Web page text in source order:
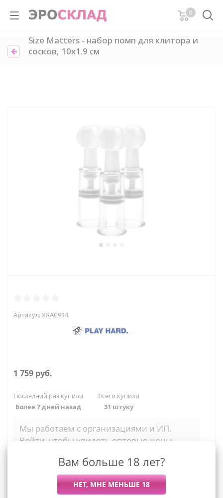
0
Size Matters - набор помп для клитора и
сосков, 10х1.9 см
Артикул:XRAC914
1 759 руб.
Последний раз купили
Более 7 дней назад
Всего купили
31 штуку
Мы работаем с организациями и ИП.
Войти, чтобы увидеть оптовые цены
Вам больше 18 лет?